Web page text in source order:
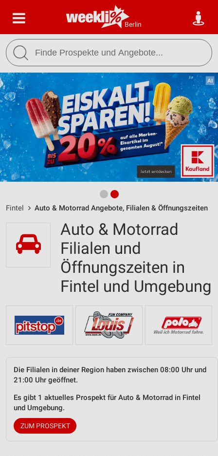
Berlin
Fintel Auto & Motorrad Angebote, Filialen & Öffnungszeiten
Auto & Motorrad
Filialen und
Öffnungszeiten in
Fintel und Umgebung
Die Filialen in deiner Region haben zwischen 08:00 Uhr und
21:00 Uhr geöffnet.
Es gibt 1 aktuelles Prospekt für Auto & Motorrad in Fintel
und Umgebung.
ZUM PROSPEKT